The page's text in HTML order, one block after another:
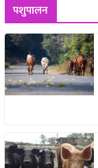
पशुपालन